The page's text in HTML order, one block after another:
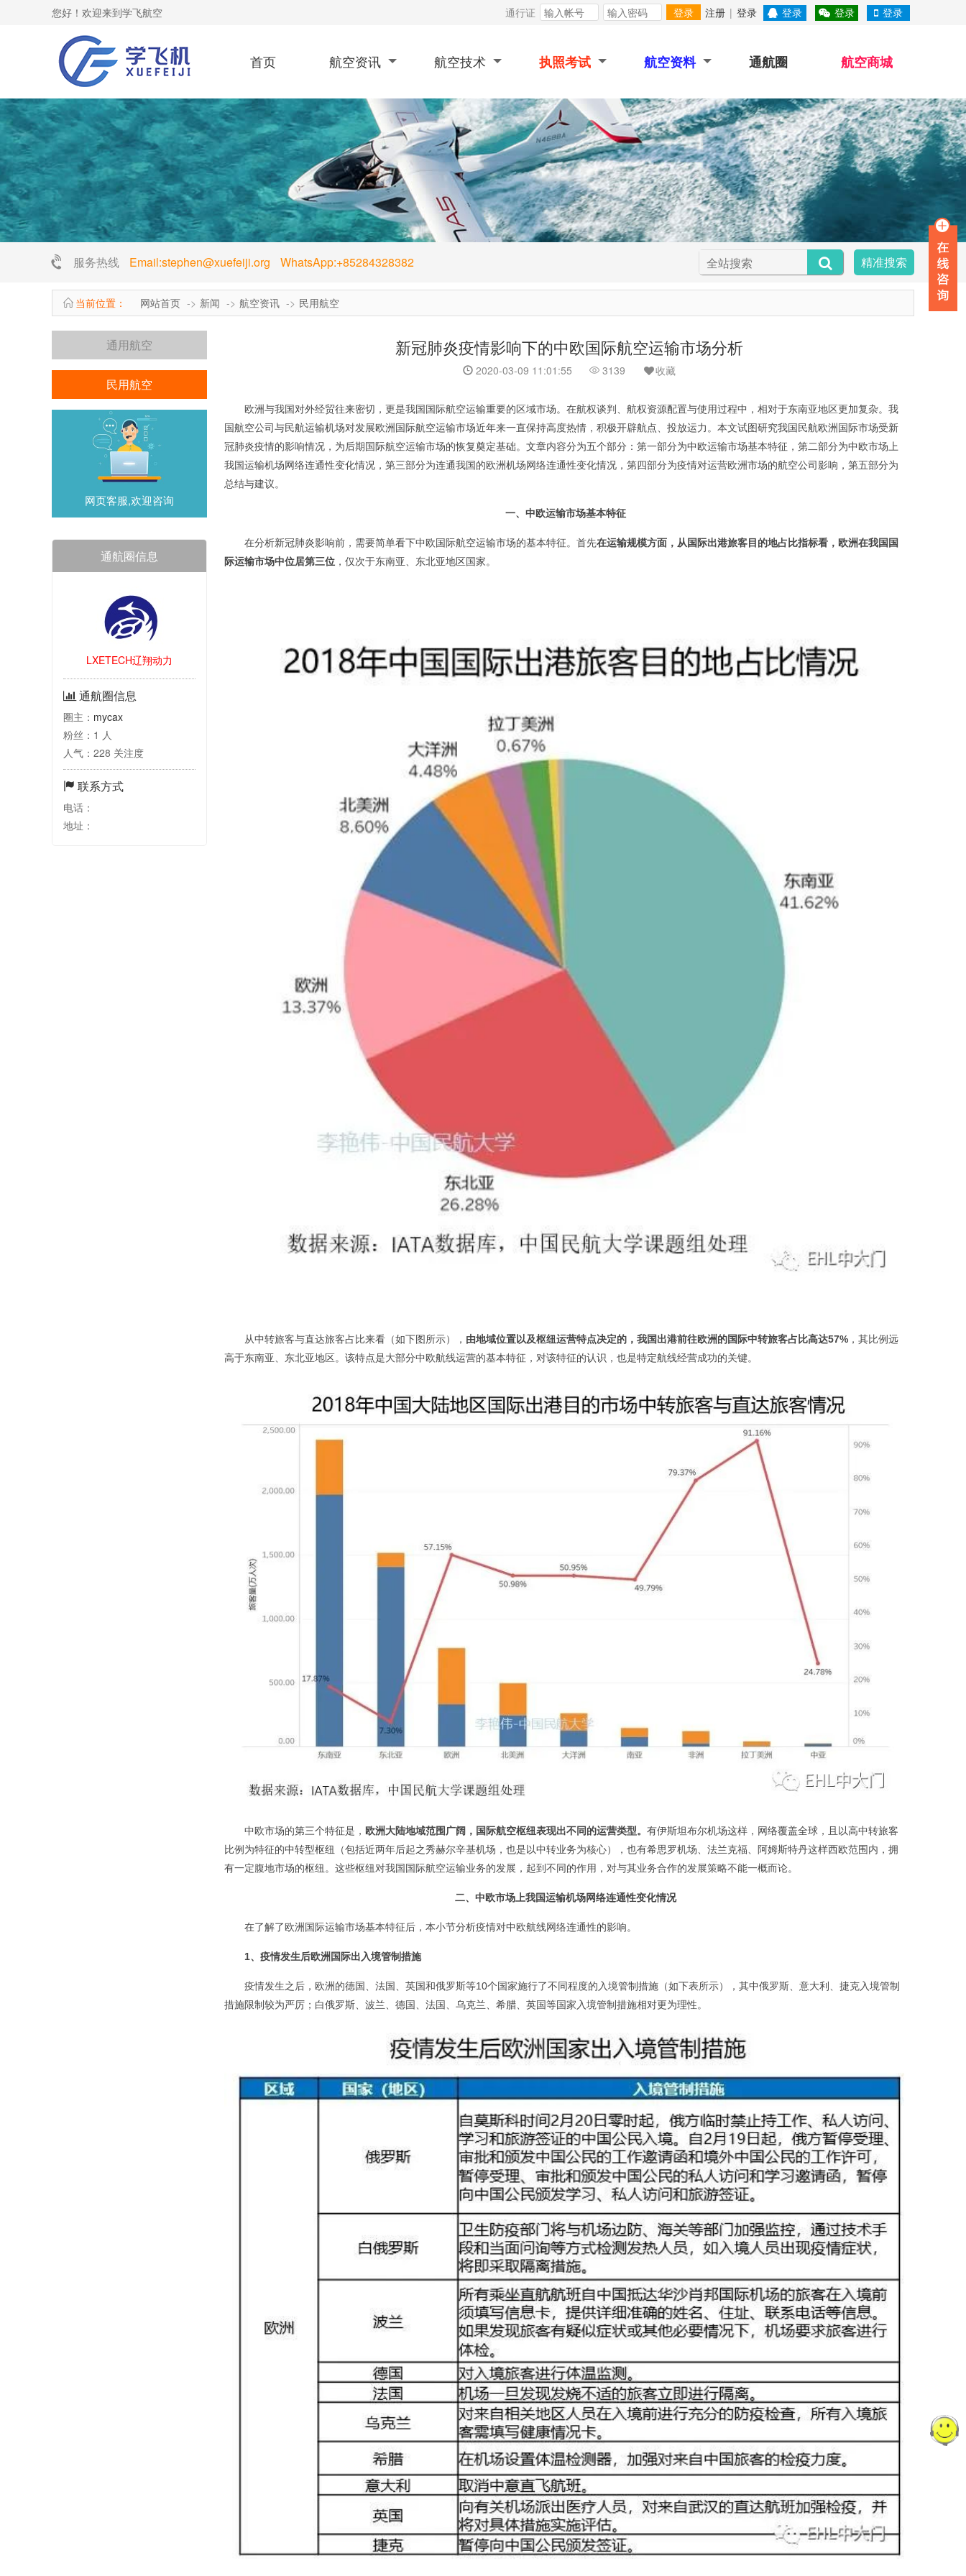
您好！欢迎来到学飞航空 通行证 登录 注册 | 登录 登录 登录 登录
首页 航空资讯 航空技术 执照考试 航空资料 通航圈 航空商城
服务热线 Email:stephen@xuefeiji.org WhatsApp:+85284328382 精准搜索
当前位置： 网站首页 新闻 航空资讯 民用航空
通用航空
民用航空
网页客服,欢迎咨询
通航圈信息
LXETECH辽翔动⼒
通航圈信息
圈主： mycax
粉丝：1 人
人气：228 关注度
联系方式
电话：
地址：
新冠肺炎疫情影响下的中欧国际航空运输市场分析
2020-03-09 11:01:55 3139 收藏
欧洲与我国对外经贸往来密切，更是我国国际航空运输重要的区域市场。在航权谈判、航权资源配置与使用过程中，相对于东南亚地区更加复杂。我
国航空公司与民航运输机场对发展欧洲国际航空运输市场近年来一直保持高度热情，积极开辟航点、投放运力。本文试图研究我国民航欧洲国际市场受新
冠肺炎疫情的影响情况，为后期国际航空运输市场的恢复奠定基础。文章内容分为五个部分：第一部分为中欧运输市场基本特征，第二部分为中欧市场上
我国运输机场网络连通性变化情况，第三部分为连通我国的欧洲机场网络连通性变化情况，第四部分为疫情对运营欧洲市场的航空公司影响，第五部分为
总结与建议。
一、中欧运输市场基本特征
在分析新冠肺炎影响前，需要简单看下中欧国际航空运输市场的基本特征。首先在运输规模方面，从国际出港旅客目的地占比指标看，欧洲在我国国
际运输市场中位居第三位 ，仅次于东南亚、东北亚地区国家。
从中转旅客与直达旅客占比来看（如下图所示）， 由地域位置以及枢纽运营特点决定的，我国出港前往欧洲的国际中转旅客占比高达57% ，其比例远
高于东南亚、东北亚地区。该特点是大部分中欧航线运营的基本特征，对该特征的认识，也是特定航线经营成功的关键。
中欧市场的第三个特征是， 欧洲大陆地域范围广阔，国际航空枢纽表现出不同的运营类型。 有伊斯坦布尔机场这样，网络覆盖全球，且以高中转旅客
比例为特征的中转型枢纽（包括近两年后起之秀赫尔辛基机场，也是以中转业务为核心），也有希思罗机场、法兰克福、阿姆斯特丹这样西欧范围内，拥
有一定腹地市场的枢纽。 这些枢纽对我国国际航空运输业务的发展，起到不同的作用，对与其业务合作的发展策略不能一概而论。
二、中欧市场上我国运输机场网络连通性变化情况
在了解了欧洲国际运输市场基本特征后，本小节分析疫情对中欧航线网络连通性的影响。
1、疫情发生后欧洲国际出入境管制措施
疫情发生之后，欧洲的德国、法国、英国和俄罗斯等10个国家施行了不同程度的入境管制措施（如下表所示），其中俄罗斯、意大利、捷克入境管制
措施限制较为严厉；白俄罗斯、波兰、德国、法国、乌克兰、希腊、英国等国家入境管制措施相对更为理性。